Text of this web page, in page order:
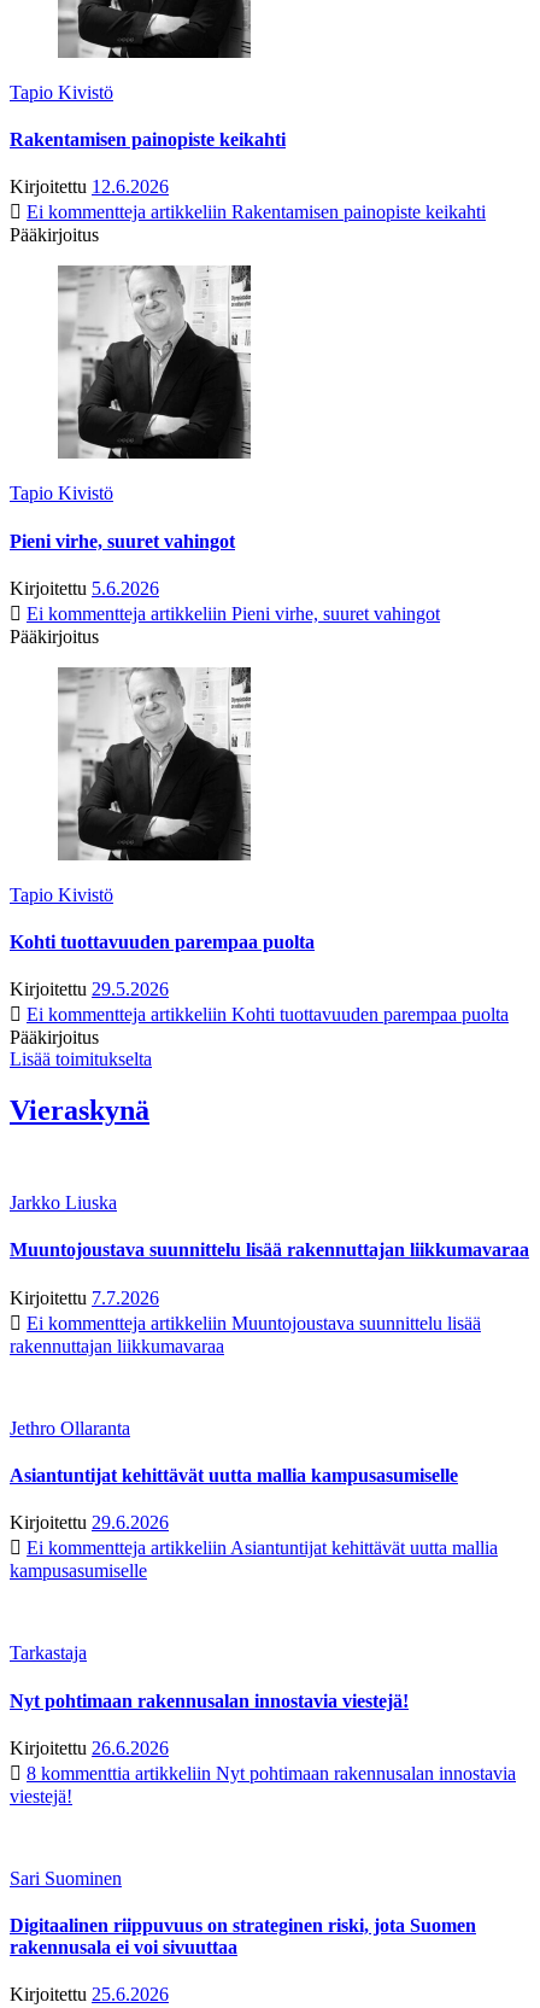
Tapio Kivistö
Rakentamisen painopiste keikahti
Kirjoitettu 12.6.2026
Ei kommentteja artikkeliin Rakentamisen painopiste keikahti
Pääkirjoitus
Tapio Kivistö
Pieni virhe, suuret vahingot
Kirjoitettu 5.6.2026
Ei kommentteja artikkeliin Pieni virhe, suuret vahingot
Pääkirjoitus
Tapio Kivistö
Kohti tuottavuuden parempaa puolta
Kirjoitettu 29.5.2026
Ei kommentteja artikkeliin Kohti tuottavuuden parempaa puolta
Pääkirjoitus
Lisää toimitukselta
Vieraskynä
Jarkko Liuska
Muuntojoustava suunnittelu lisää rakennuttajan liikkumavaraa
Kirjoitettu 7.7.2026
Ei kommentteja artikkeliin Muuntojoustava suunnittelu lisää
rakennuttajan liikkumavaraa
Jethro Ollaranta
Asiantuntijat kehittävät uutta mallia kampusasumiselle
Kirjoitettu 29.6.2026
Ei kommentteja artikkeliin Asiantuntijat kehittävät uutta mallia
kampusasumiselle
Tarkastaja
Nyt pohtimaan rakennusalan innostavia viestejä!
Kirjoitettu 26.6.2026
8 kommenttia artikkeliin Nyt pohtimaan rakennusalan innostavia
viestejä!
Sari Suominen
Digitaalinen riippuvuus on strateginen riski, jota Suomen
rakennusala ei voi sivuuttaa
Kirjoitettu 25.6.2026